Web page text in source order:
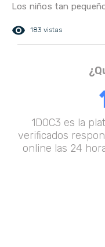
Los niños tan
remove_red_eye 183 vistas
1DOC3 es la
verificados
online las 24